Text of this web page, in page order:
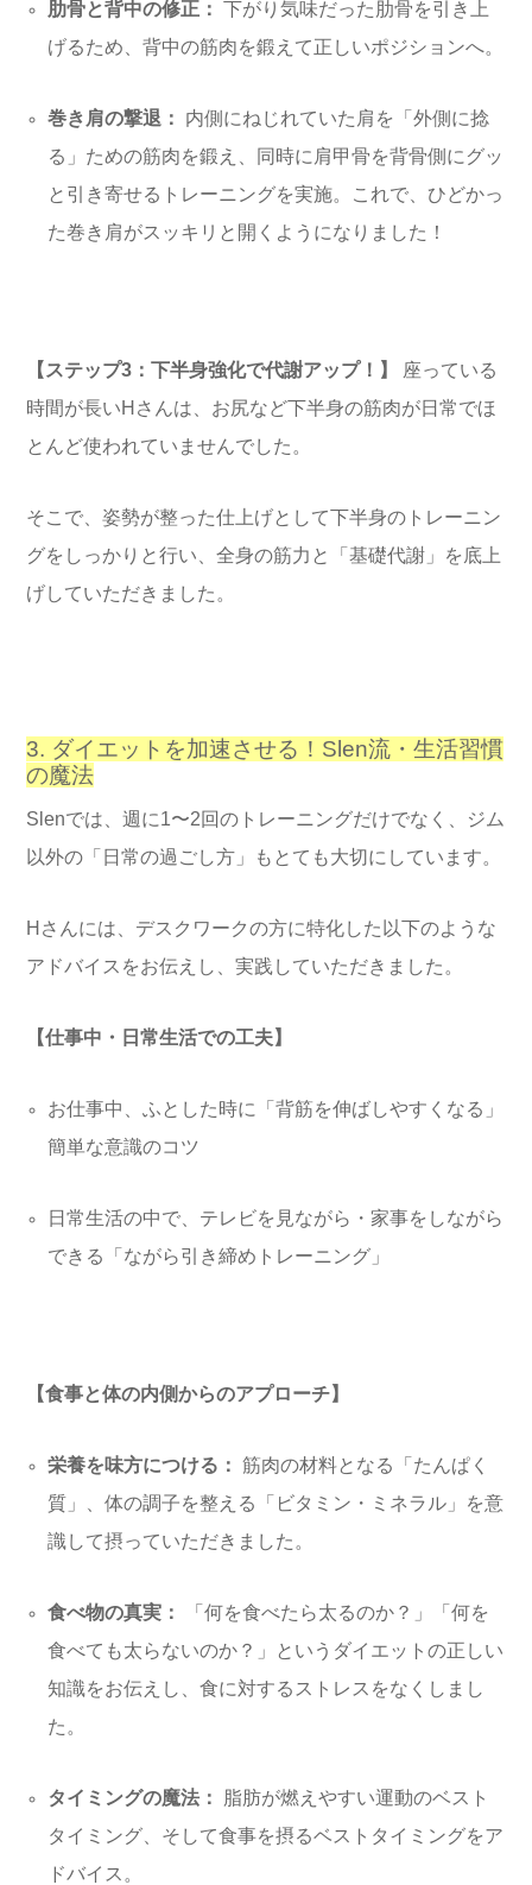
肋骨と背中の修正： 下がり気味だった肋骨を引き上
げるため、背中の筋肉を鍛えて正しいポジションへ。
巻き肩の撃退：
内側にねじれていた肩を「外側に捻
る」ための筋肉を鍛え、同時に肩甲骨を背骨側にグッ
と引き寄せるトレーニングを実施。これで、ひどかっ
た巻き肩がスッキリと開くようになりました！
【ステップ3：下半身強化で代謝アップ！】
座っている
時間が長いHさんは、お尻など下半身の筋肉が日常でほ
とんど使われていませんでした。
そこで、姿勢が整った仕上げとして下半身のトレーニン
グをしっかりと行い、全身の筋力と「基礎代謝」を底上
げしていただきました。
3. ダイエットを加速させる！Slen流・生活習慣
の魔法
Slenでは、週に1〜2回のトレーニングだけでなく、ジム
以外の「日常の過ごし方」もとても大切にしています。
Hさんには、デスクワークの方に特化した以下のような
アドバイスをお伝えし、実践していただきました。
【仕事中・日常生活での工夫】
お仕事中、ふとした時に「背筋を伸ばしやすくなる」
簡単な意識のコツ
日常生活の中で、テレビを見ながら・家事をしながら
できる「ながら引き締めトレーニング」
【食事と体の内側からのアプローチ】
栄養を味方につける： 筋肉の材料となる「たんぱく
質」、体の調子を整える「ビタミン・ミネラル」を意
識して摂っていただきました。
食べ物の真実：
「何を食べたら太るのか？」「何を
食べても太らないのか？」というダイエットの正しい
知識をお伝えし、食に対するストレスをなくしまし
た。
タイミングの魔法：
脂肪が燃えやすい運動のベスト
タイミング、そして食事を摂るベストタイミングをア
ドバイス。